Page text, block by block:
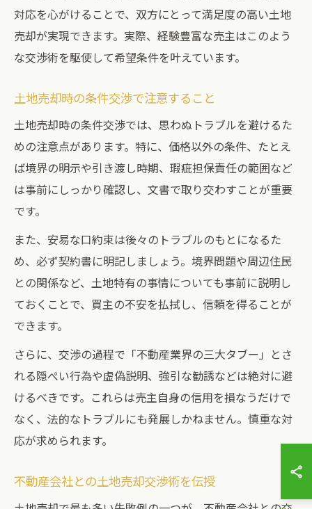
対応を心がけることで、双方にとって満足度の高い土地
売却が実現できます。実際、経験豊富な売主はこのよう
な交渉術を駆使して希望条件を叶えています。
土地売却時の条件交渉で注意すること
土地売却時の条件交渉では、思わぬトラブルを避けるた
めの注意点があります。特に、価格以外の条件、たとえ
ば境界の明示や引き渡し時期、瑕疵担保責任の範囲など
は事前にしっかり確認し、文書で取り交わすことが重要
です。
また、安易な口約束は後々のトラブルのもとになるた
め、必ず契約書に明記しましょう。境界問題や周辺住民
との関係など、土地特有の事情についても事前に説明し
ておくことで、買主の不安を払拭し、信頼を得ることが
できます。
さらに、交渉の過程で「不動産業界の三大タブー」とさ
れる隠ぺい行為や虚偽説明、強引な勧誘などは絶対に避
けるべきです。これらは売主自身の信用を損なうだけで
なく、法的なトラブルにも発展しかねません。慎重な対
応が求められます。
不動産会社との土地売却交渉術を伝授